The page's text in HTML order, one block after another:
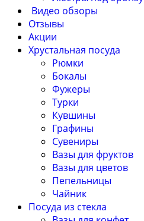
Видео обзоры
Отзывы
Акции
Хрустальная посуда
Рюмки
Бокалы
Фужеры
Турки
Кувшины
Графины
Сувениры
Вазы для фруктов
Вазы для цветов
Пепельницы
Чайник
Посуда из стекла